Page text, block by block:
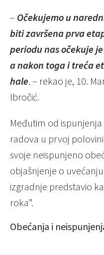
– Očekujemo u
biti završena prva
periodu nas očekuje
a nakon toga i treća
hale. – rekao je, 10.
Ibročić.
Međutim od
radova u prvoj
svoje neispunjeno
objašnjenje o
izgradnje predstavio
roka”.
Obećanja i